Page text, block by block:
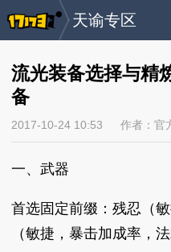
天谕专区
流光装备选择与精
备
2017-10-24 10:53 作者：官
一、武器
首选固定前缀：残忍（
（敏捷，暴击加成率，法